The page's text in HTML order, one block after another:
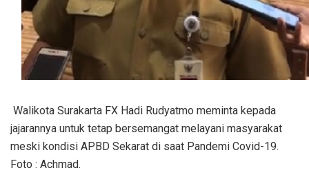
Walikota Surakarta FX Hadi Rudyatmo meminta kepada
jajarannya untuk tetap bersemangat melayani masyarakat
meski kondisi APBD Sekarat di saat Pandemi Covid-19.
Foto : Achmad.